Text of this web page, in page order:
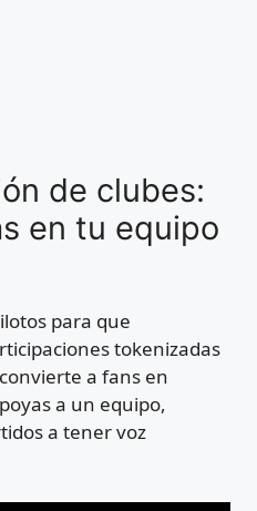
de clubes:
en tu equipo
para que
tokenizadas
a fans en
a un equipo,
a tener voz